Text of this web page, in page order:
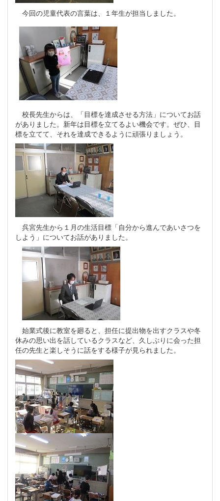
今回の児童代表の言葉は、１年生が担当しました。
校長先生からは、「目標を達成させる方法」についてお話
がありました。新年は目標を立てるよい機会です。ぜひ、目
標を立てて、それを達成できるように頑張りましょう。
呉宮先生から１月の生活目標「自分から進んであいさつを
しよう」についてお話がありました。
始業式後に教室を廻ると、担任に提出物を出すクラスや冬
休みの思い出を話しているクラスなど、久しぶりに会った担
任の先生と楽しそうに話をする様子が見られました。